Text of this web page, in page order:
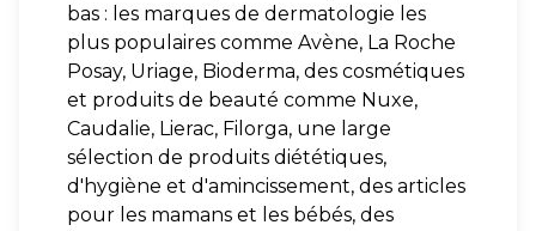
bas : les marques de dermatologie les
plus populaires comme Avène, La Roche
Posay, Uriage, Bioderma, des cosmétiques
et produits de beauté comme Nuxe,
Caudalie, Lierac, Filorga, une large
sélection de produits diététiques,
d'hygiène et d'amincissement, des articles
pour les mamans et les bébés, des